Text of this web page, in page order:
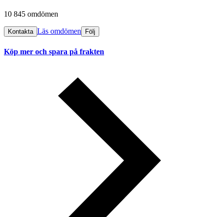
10 845 omdömen
Kontakta Läs omdömen Följ
Köp mer och spara på frakten